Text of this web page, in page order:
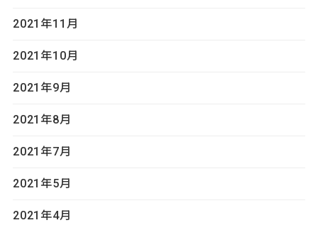
2021年11月
2021年10月
2021年9月
2021年8月
2021年7月
2021年5月
2021年4月